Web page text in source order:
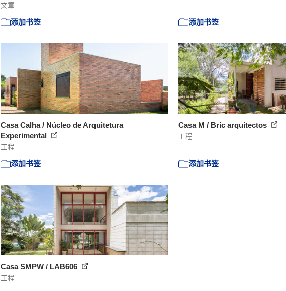
文章
添加书签 添加书签
Casa Calha / Núcleo de Arquitetura
Experimental
工程
添加书签
Casa M / Bric arquitectos
工程
添加书签
Casa SMPW / LAB606
工程